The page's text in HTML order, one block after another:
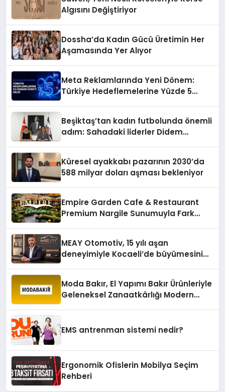
Algısını Değiştiriyor
Dossha’da Kadın Gücü Üretimin Her
Aşamasında Yer Alıyor
Meta Reklamlarında Yeni Dönem:
Türkiye Hedeflemelerine Yüzde 5
Beşiktaş’tan kadın futbolunda önemli
adım: Sahadaki liderler Didem
Küresel ayakkabı pazarının 2030’da
588 milyar doları aşması bekleniyor
Empire Garden Cafe & Restaurant
Premium Nargile Sunumuyla Fark
MEAY Otomotiv, 15 yılı aşan
deneyimiyle Kocaeli’de büyümesini
Moda Bakır, El Yapımı Bakır Ürünleriyle
Geleneksel Zanaatkârlığı Modern
EMS antrenman sistemi nedir?
Ergonomik Ofislerin Mobilya Seçim
Rehberi